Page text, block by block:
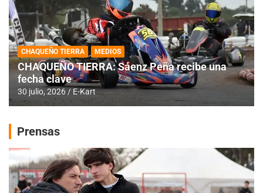
CHAQUEÑO TIERRA MEDIOS
CHAQUEÑO TIERRA: Sáenz Peña recibe una
fecha clave
30 julio, 2026 E-Kart
Prensas